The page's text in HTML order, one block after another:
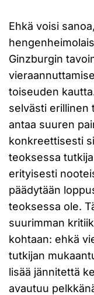
Ehkä voisi
Ginzburgin
toiseuden
selvästi erillinen
antaa suuren
konkreettisesti
teoksessa
erityisesti
päädytään
teoksessa ole.
suurimman
kohtaan: ehkä
tutkijan
lisää jännitettä
avautuu